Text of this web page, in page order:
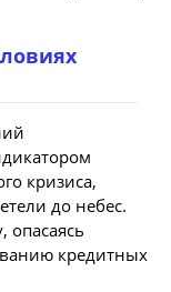
кризиса,
до небес.
опасаясь
кредитных